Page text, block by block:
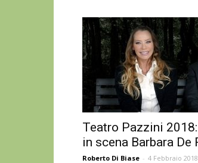
Teatro Pazzini
in scena Barbara De
Roberto Di Biase - 4 Febbraio 2018